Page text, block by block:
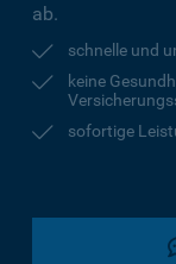
ab.
schnelle und
keine
sofortige